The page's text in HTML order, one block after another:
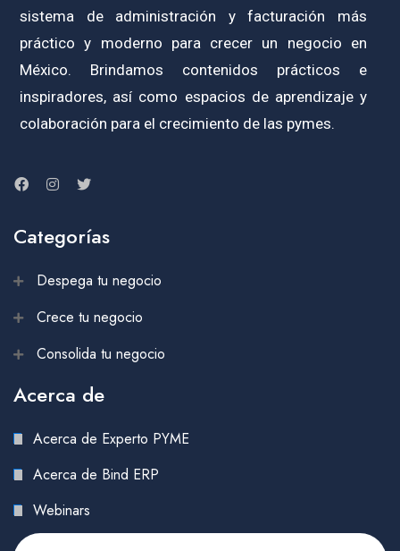
sistema de administración y facturación más
práctico y moderno para crecer un negocio en
México. Brindamos contenidos prácticos e
inspiradores, así como espacios de aprendizaje y
colaboración para el crecimiento de las pymes.
Categorías
Despega tu negocio
Crece tu negocio
Consolida tu negocio
Acerca de
Acerca de Experto PYME
Acerca de Bind ERP
Webinars